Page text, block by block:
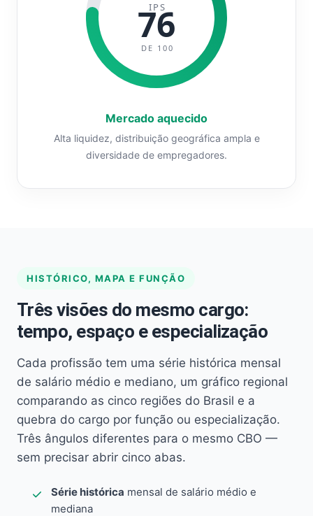
IPS
76
DE 100
Mercado aquecido
Alta liquidez, distribuição geográfica ampla e
diversidade de empregadores.
HISTÓRICO, MAPA E FUNÇÃO
Três visões do mesmo cargo:
tempo, espaço e especialização
Cada profissão tem uma série histórica mensal
de salário médio e mediano, um gráfico regional
comparando as cinco regiões do Brasil e a
quebra do cargo por função ou especialização.
Três ângulos diferentes para o mesmo CBO —
sem precisar abrir cinco abas.
Série histórica mensal de salário médio e
mediana